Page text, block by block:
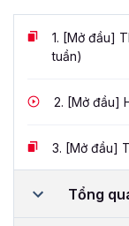
1. [Mở đầu]
tuần)
2. [Mở đầu]
3. [Mở đầu]
Tổng